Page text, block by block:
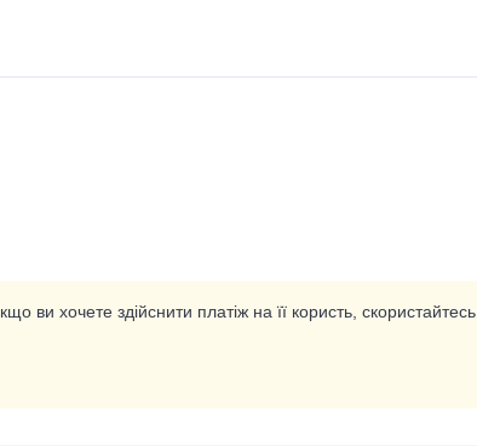
ви хочете здійснити платіж на її користь, скористайтесь